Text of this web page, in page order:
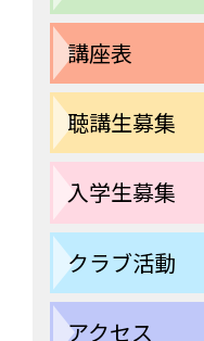
講座表
聴講生募集
入学生募集
クラブ活動
アクセス